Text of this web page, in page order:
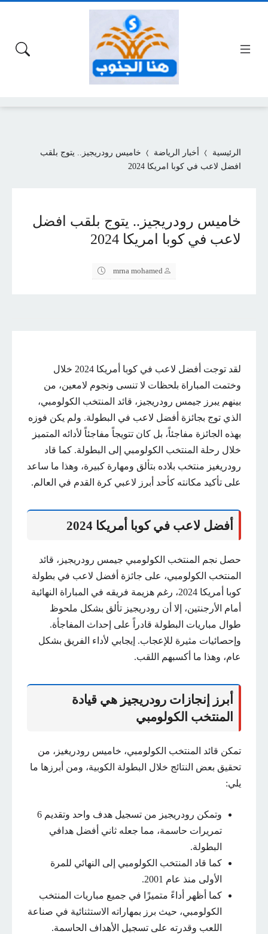
الرئيسية أخبار الرياضة
خاميس رودريجيز.. يتوج بلقب
افضل لاعب في كوبا امريكا 2024
خاميس رودريجيز.. يتوج بلقب افضل
لاعب في كوبا امريكا 2024
mrna mohamed
لقد توجت أفضل لاعب في كوبا أمريكا 2024 خلال
وختمت المباراة بلحظات لا تنسى ونجوم لامعين، من
بينهم يبرز جيمس رودريجيز، قائد المنتخب الكولومبي،
الذي توج بجائزة أفضل لاعب في البطولة. ولم يكن فوزه
بهذه الجائزة مفاجئاً، بل كان تتويجاً مفاجئاً لأدائه المتميز
خلال رحلة المنتخب الكولومبي إلى البطولة. كما قاد
رودريغيز منتخب بلاده بتألق ومهارة كبيرة، وهذا ما ساعد
على تأكيد مكانته كأحد أبرز لاعبي كرة القدم في العالم.
أفضل لاعب في كوبا أمريكا 2024
حصل نجم المنتخب الكولومبي جيمس رودريجيز، قائد
المنتخب الكولومبي، على جائزة أفضل لاعب في بطولة
كوبا أمريكا 2024، رغم هزيمة فريقه في المباراة النهائية
أمام الأرجنتين، إلا أن رودريجيز تألق بشكل ملحوظ
طوال مباريات البطولة قادراً على إحداث المفاجأة.
وإحصائيات مثيرة للإعجاب. إيجابي لأداء الفريق بشكل
عام، وهذا ما أكسبهم اللقب.
أبرز إنجازات رودريجيز هي قيادة
المنتخب الكولومبي
تمكن قائد المنتخب الكولومبي، خاميس رودريغيز، من
تحقيق بعض النتائج خلال البطولة الكوبية، ومن أبرزها ما
يلي:
وتمكن رودريجيز من تسجيل هدف واحد وتقديم 6
تمريرات حاسمة، مما جعله ثاني أفضل هدافي
البطولة.
كما قاد المنتخب الكولومبي إلى النهائي للمرة
الأولى منذ عام 2001.
كما أظهر أداءً متميزًا في جميع مباريات المنتخب
الكولومبي، حيث برز بمهاراته الاستثنائية في صناعة
اللعب وقدرته على تسجيل الأهداف الحاسمة.